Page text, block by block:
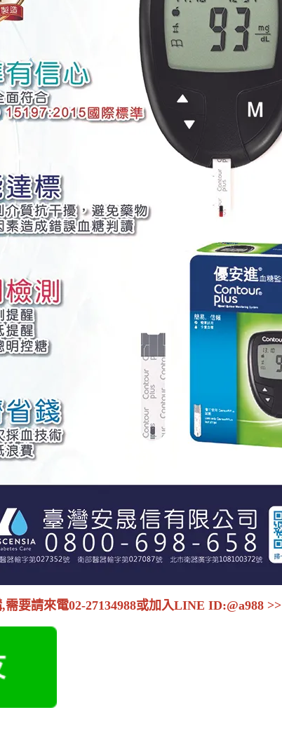
要請來電02-27134988或加入LINE ID:@a988 >>